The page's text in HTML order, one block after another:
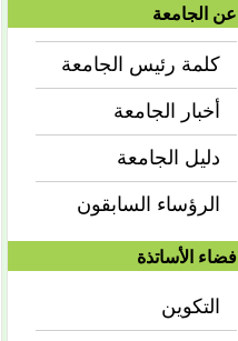
عن الجامعة
كلمة رئيس الجامعة
أخبار الجامعة
دليل الجامعة
الرؤساء السابقون
فضاء الأساتذة
التكوين